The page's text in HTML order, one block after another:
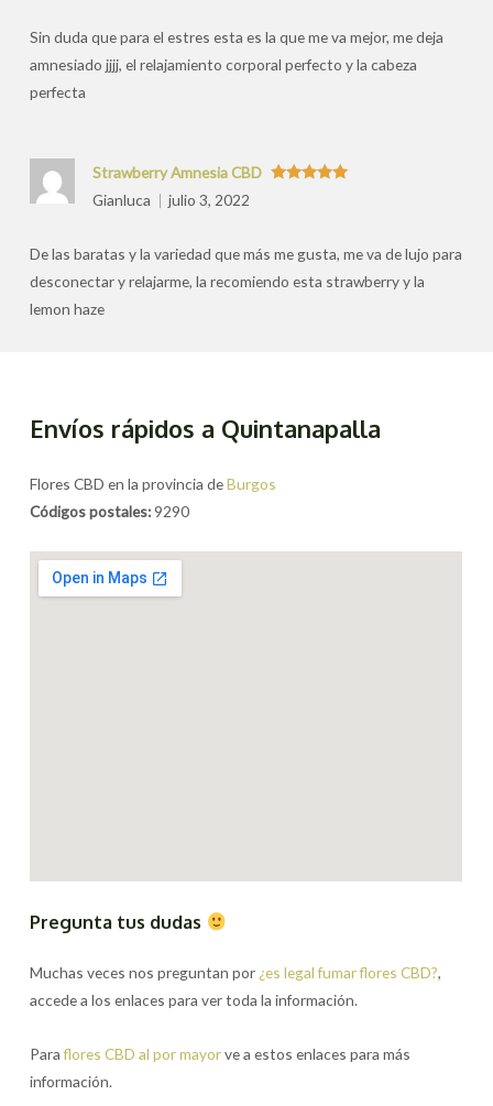
Sin duda que para el estres esta es la que me va mejor, me deja
amnesiado jjjj, el relajamiento corporal perfecto y la cabeza
perfecta
Strawberry Amnesia CBD
Gianluca
julio 3, 2022
De las baratas y la variedad que más me gusta, me va de lujo para
desconectar y relajarme, la recomiendo esta strawberry y la
lemon haze
Envíos rápidos a Quintanapalla
Flores CBD en la provincia deBurgos
Códigos postales:9290
Pregunta tus dudas
Muchas veces nos preguntan por ¿es legal fumar flores CBD?,
accede a los enlaces para ver toda la información.
Paraflores CBD al por mayorve a estos enlaces para más
información.